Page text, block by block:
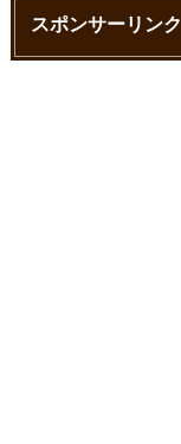
c i
スポンサーリンク